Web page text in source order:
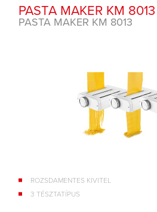
PASTA MAKER KM 8013
PASTA MAKER KM 8013
ROZSDAMENTES KIVITEL
3 TÉSZTATÍPUS